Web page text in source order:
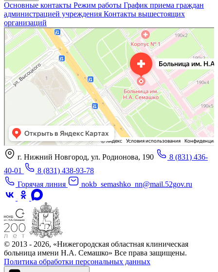
Основные контакты Режим работы График приема граждан
администрацией учреждения Контакты вышестоящих
организаций
«Нижегородская областная клиническая больница имени Н.А. Семашко»
Отделение больницы, госпиталя в Нижнем Новгороде
Больница для взрослых в Нижнем Новгороде
г. Нижний Новгород, ул. Родионова, 190
8 (831) 436-
40-01
8 (831) 438-93-78
Горячая линия
nokb_semashko_nn@mail.52gov.ru
© 2013 - 2026, «Нижегородская областная клиническая
больница имени Н.А. Семашко» Все права защищены.
Политика обработки персональных данных